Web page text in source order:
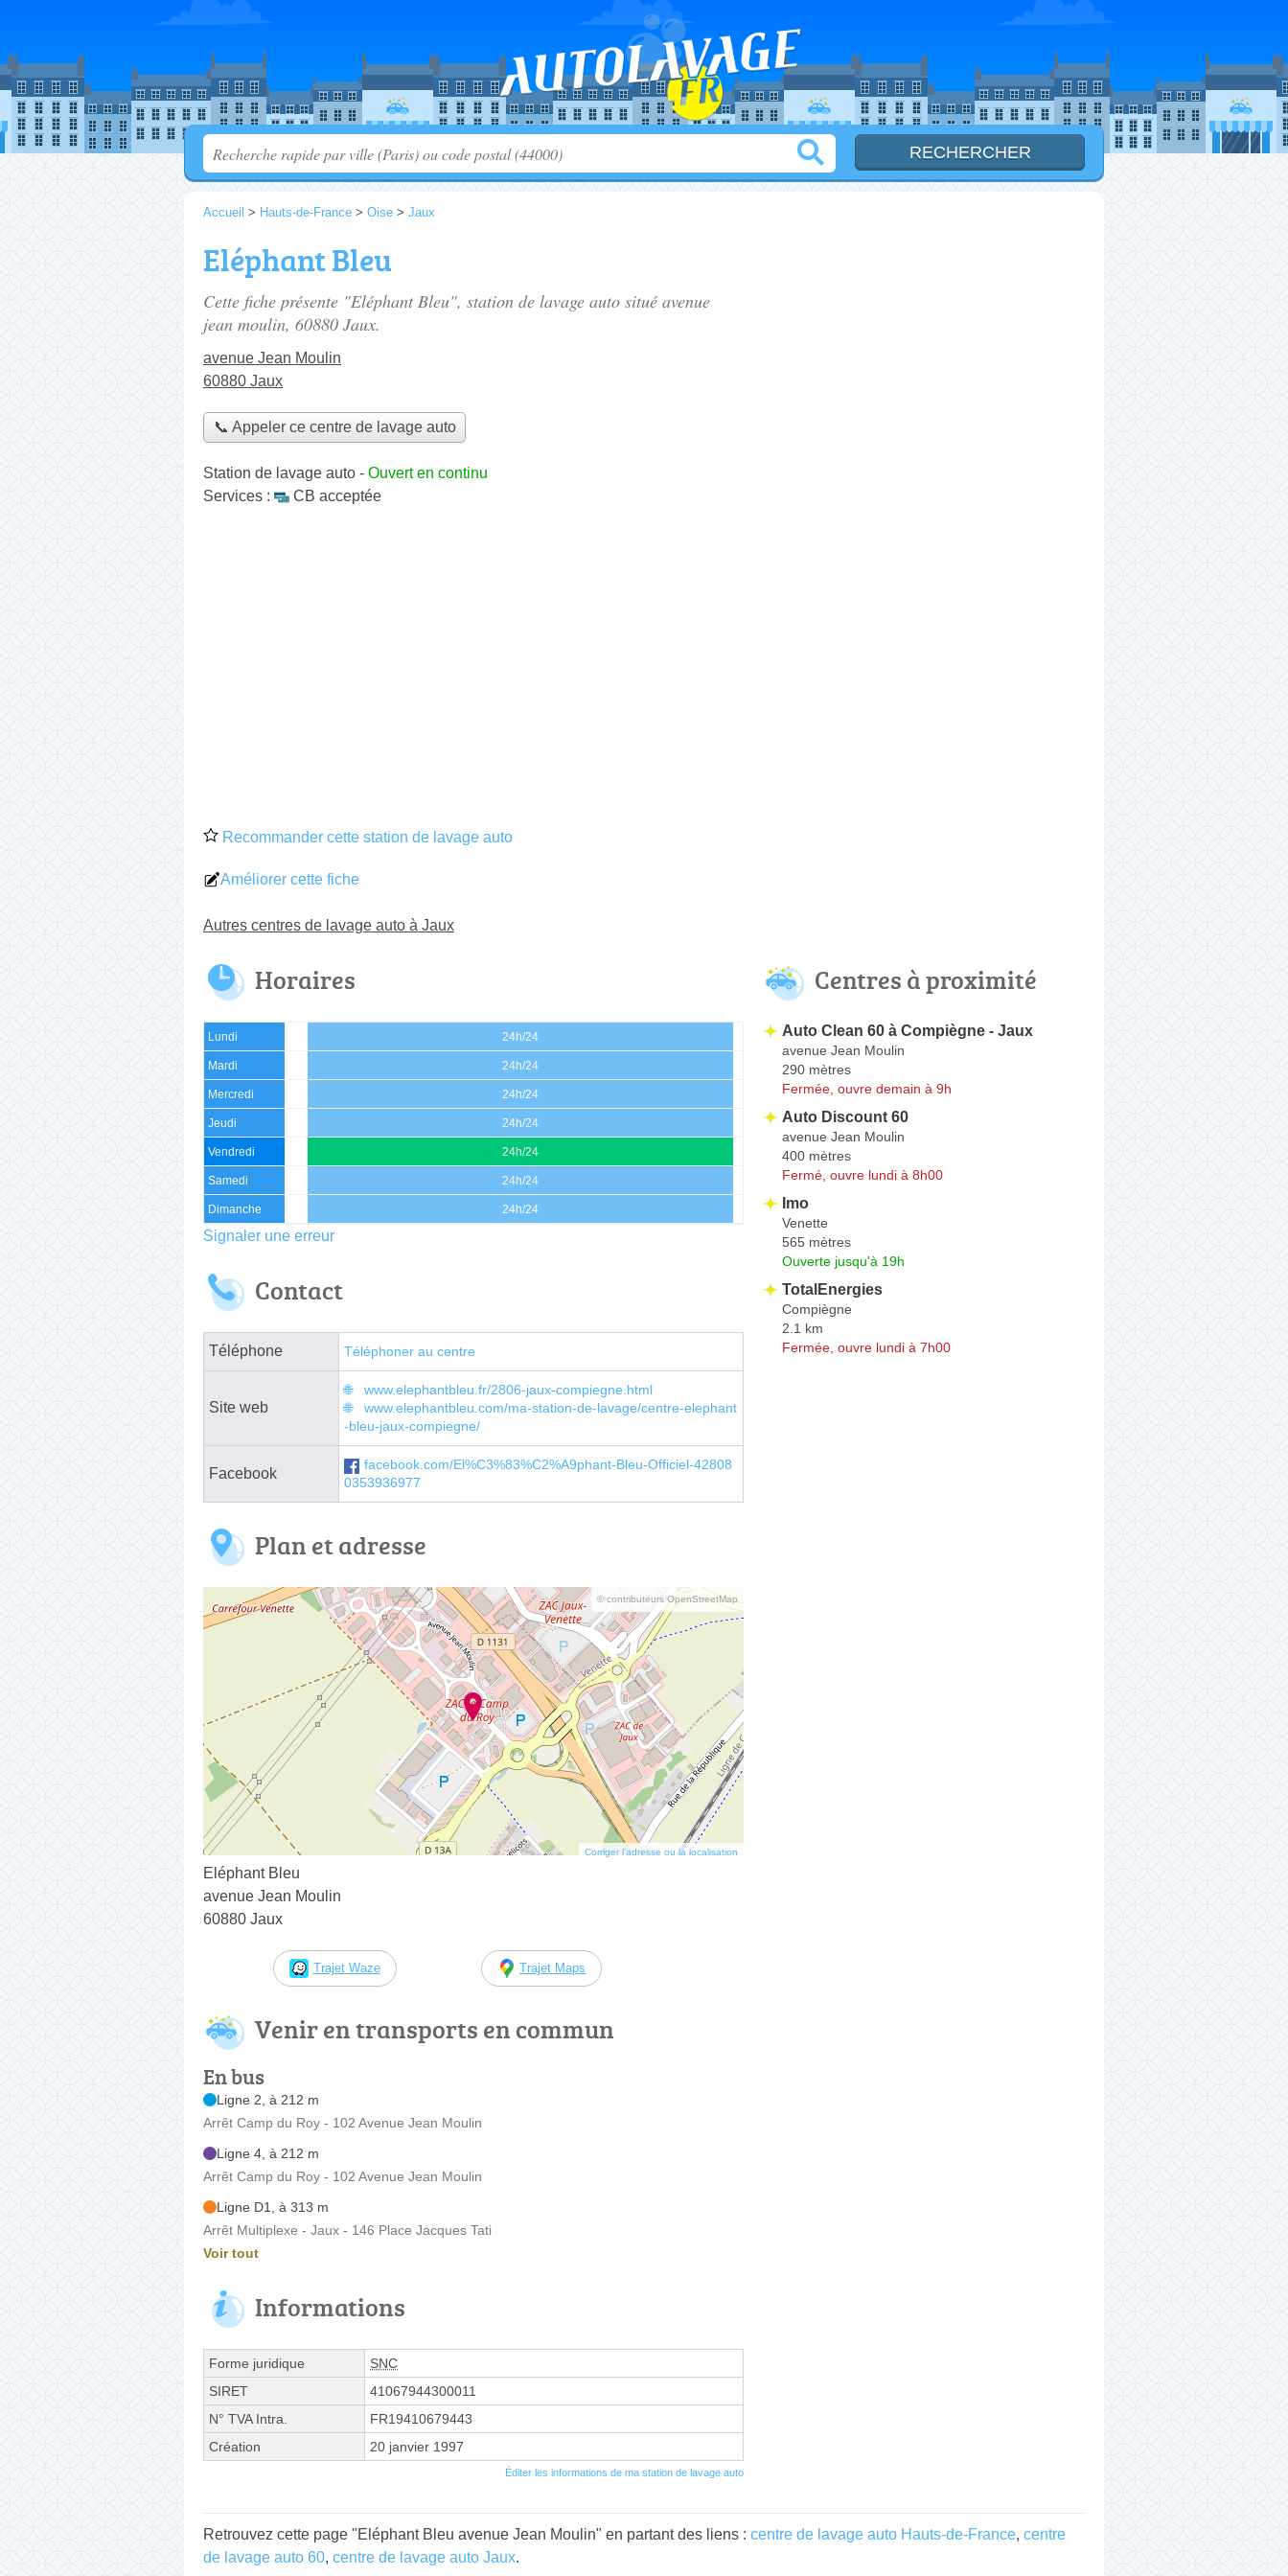
Accueil > Hauts-de-France > Oise > Jaux
Eléphant Bleu
Cette fiche présente "Eléphant Bleu", station de lavage auto situé avenue
jean moulin, 60880 Jaux.
avenue Jean Moulin
60880 Jaux
📞 Appeler ce centre de lavage auto
Station de lavage auto - Ouvert en continu
Services :
CB acceptée
Recommander cette station de lavage auto
Améliorer cette fiche
Autres centres de lavage auto à Jaux
Horaires
Lundi 24h/24
Mardi 24h/24
Mercredi 24h/24
Jeudi 24h/24
Vendredi 24h/24
Samedi 24h/24
Dimanche 24h/24
Signaler une erreur
Contact
Téléphone Téléphoner au centre
Site web
www.elephantbleu.fr/2806-jaux-compiegne.html
www.elephantbleu.com/ma-station-de-lavage/centre-elephant
-bleu-jaux-compiegne/
Facebook
facebook.com/El%C3%83%C2%A9phant-Bleu-Officiel-42808
0353936977
Plan et adresse
© contributeurs OpenStreetMap
Corriger l’adresse ou la localisation
Eléphant Bleu
avenue Jean Moulin
60880 Jaux
Trajet Waze Trajet Maps
Venir en transports en commun
En bus
Ligne 2, à 212 m
Arrêt Camp du Roy - 102 Avenue Jean Moulin
Ligne 4, à 212 m
Arrêt Camp du Roy - 102 Avenue Jean Moulin
Ligne D1, à 313 m
Arrêt Multiplexe - Jaux - 146 Place Jacques Tati
Voir tout
Informations
Forme juridique
SNC
SIRET
41067944300011
N° TVA Intra.
FR19410679443
Création
20 janvier 1997
Éditer les informations de ma station de lavage auto
Centres à proximité
Auto Clean 60 à Compiègne - Jaux
avenue Jean Moulin
290 mètres
Fermée, ouvre demain à 9h
Auto Discount 60
avenue Jean Moulin
400 mètres
Fermé, ouvre lundi à 8h00
Imo
Venette
565 mètres
Ouverte jusqu'à 19h
TotalEnergies
Compiègne
2.1 km
Fermée, ouvre lundi à 7h00
Retrouvez cette page "Eléphant Bleu avenue Jean Moulin" en partant des liens : centre de lavage auto Hauts-de-France, centre
de lavage auto 60, centre de lavage auto Jaux.